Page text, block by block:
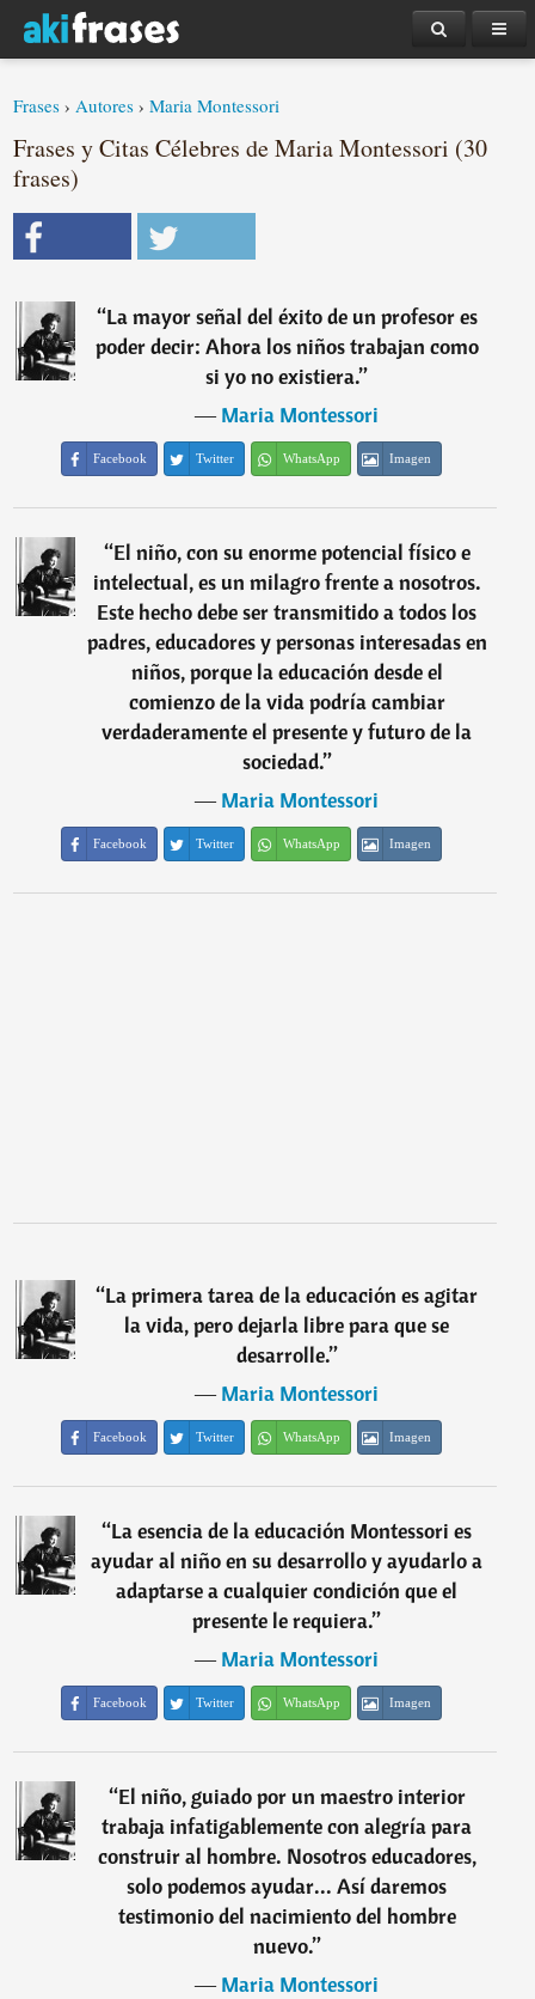
Frases ›Autores ›Maria Montessori
Frases y Citas Célebres de Maria Montessori (30
frases)
“La mayor señal del éxito de un profesor es
poder decir: Ahora los niños trabajan como
si yo no existiera.”
―Maria Montessori
Facebook Twitter WhatsApp Imagen
“El niño, con su enorme potencial físico e
intelectual, es un milagro frente a nosotros.
Este hecho debe ser transmitido a todos los
padres, educadores y personas interesadas en
niños, porque la educación desde el
comienzo de la vida podría cambiar
verdaderamente el presente y futuro de la
sociedad.”
―Maria Montessori
Facebook Twitter WhatsApp Imagen
“La primera tarea de la educación es agitar
la vida, pero dejarla libre para que se
desarrolle.”
―Maria Montessori
Facebook Twitter WhatsApp Imagen
“La esencia de la educación Montessori es
ayudar al niño en su desarrollo y ayudarlo a
adaptarse a cualquier condición que el
presente le requiera.”
―Maria Montessori
Facebook Twitter WhatsApp Imagen
“El niño, guiado por un maestro interior
trabaja infatigablemente con alegría para
construir al hombre. Nosotros educadores,
solo podemos ayudar... Así daremos
testimonio del nacimiento del hombre
nuevo.”
―Maria Montessori